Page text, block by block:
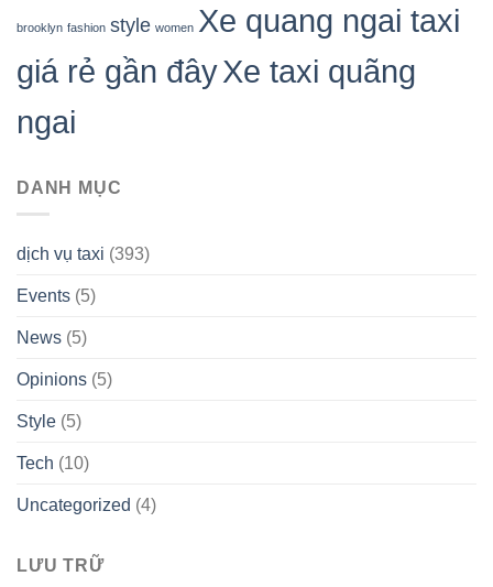
brooklyn fashion style women Xe quang ngai taxi
giá rẻ gần đâyXe taxi quãng
ngai
DANH MỤC
dịch vụ taxi (393)
Events (5)
News (5)
Opinions (5)
Style (5)
Tech (10)
Uncategorized (4)
LƯU TRỮ